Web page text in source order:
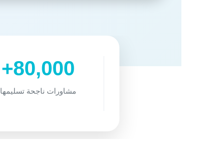
80,000+
مشاورات ناجحة تسليمها